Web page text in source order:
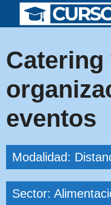
Saltar
Catering
eventos
Modalidad:
Sector: